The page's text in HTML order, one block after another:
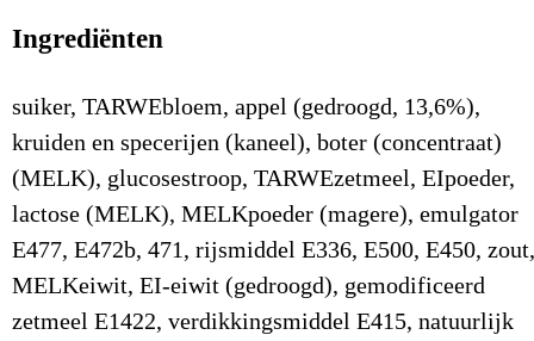
Ingrediënten
suiker, TARWEbloem, appel (gedroogd, 13,6%),
kruiden en specerijen (kaneel), boter (concentraat)
(MELK), glucosestroop, TARWEzetmeel, EIpoeder,
lactose (MELK), MELKpoeder (magere), emulgator
E477, E472b, 471, rijsmiddel E336, E500, E450, zout,
MELKeiwit, EI-eiwit (gedroogd), gemodificeerd
zetmeel E1422, verdikkingsmiddel E415, natuurlijk